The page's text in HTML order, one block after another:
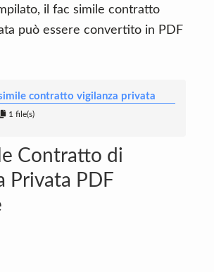
il fac simile contratto
può essere convertito in PDF
simile contratto vigilanza privata
1 file(s)
Contratto di
Privata PDF